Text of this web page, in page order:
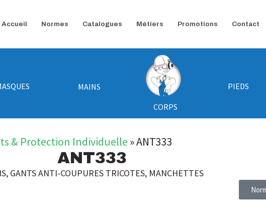
Accueil Normes Catalogues Métiers Promotions Contact
MAINS
CORPS
PIEDS
& Protection Individuelle »ANT333
ANT333
, GANTS ANTI-COUPURES TRICOTES, MANCHETTES